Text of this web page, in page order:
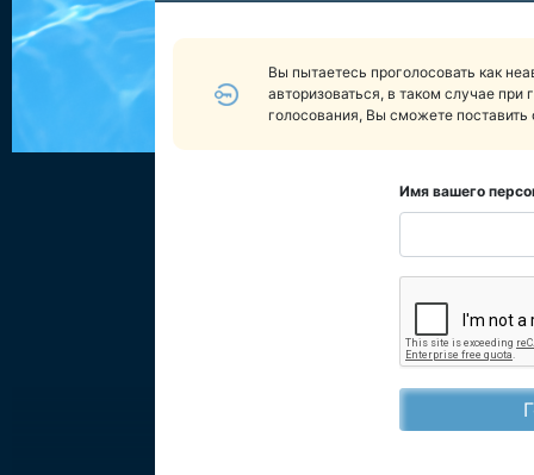
Вы пытаетесь проголосовать как
авторизоваться, в таком случае при
голосования, Вы сможете поставить
Имя вашего